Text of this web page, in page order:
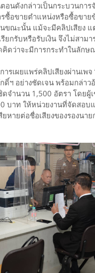
อนดังกล่าวเป็นกระบวนการ
รซื้อขายตำแหน่งหรือซื้อขา
นขณะนั้น แม้จะมีคลิปเสียง
รียกรับหรือรับเงิน จึงไม่สาม
ดว่าจะมีการกระทำในลักษ
รเผยแพร่คลิปเสียงผ่านเพจ
ดิ์ฯ อย่างชัดเจน พร้อมกล่าว
จำนวน 1,500 อัตรา โดยผู้
บาท ให้หน่วยงานที่จัดสอบ
ยหายต่อชื่อเสียงของรองนา